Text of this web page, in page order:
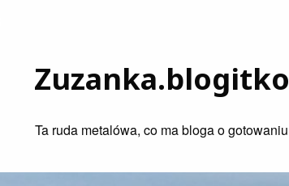
Zuzanka.blogitko
Ta ruda metalówa, co ma bloga o gotowaniu